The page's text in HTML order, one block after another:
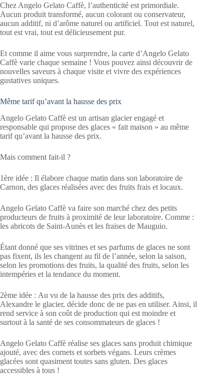
Chez Angelo Gelato Caffè, l’authenticité est primordiale.
Aucun produit transformé, aucun colorant ou conservateur,
aucun additif, ni d’arôme naturel ou artificiel. Tout est naturel,
tout est vrai, tout est délicieusement pur.
Et comme il aime vous surprendre, la carte d’Angelo Gelato
Caffè varie chaque semaine ! Vous pouvez ainsi découvrir de
nouvelles saveurs à chaque visite et vivre des expériences
gustatives uniques.
Même tarif qu’avant la hausse des prix
Angelo Gelato Caffè est un artisan glacier engagé et
responsable qui propose des glaces « fait maison » au même
tarif qu’avant la hausse des prix.
Mais comment fait-il ?
1ère idée : Il élabore chaque matin dans son laboratoire de
Carnon, des glaces réalisées avec des fruits frais et locaux.
Angelo Gelato Caffè va faire son marché chez des petits
producteurs de fruits à proximité de leur laboratoire. Comme :
les abricots de Saint-Aunès et les fraises de Mauguio.
Étant donné que ses vitrines et ses parfums de glaces ne sont
pas fixent, ils les changent au fil de l’année, selon la saison,
selon les promotions des fruits, la qualité des fruits, selon les
intempéries et la tendance du moment.
2ème idée : Au vu de la hausse des prix des additifs,
Alexandre le glacier, décide donc de ne pas en utiliser. Ainsi, il
rend service à son coût de production qui est moindre et
surtout à la santé de ses consommateurs de glaces !
Angelo Gelato Caffè réalise ses glaces sans produit chimique
ajouté, avec des cornets et sorbets végans. Leurs crèmes
glacées sont quasiment toutes sans gluten. Des glaces
accessibles à tous !